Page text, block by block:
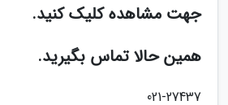
جهت مشاهده کلیک کنید.
همین حالا تماس بگیرید.
021-27437